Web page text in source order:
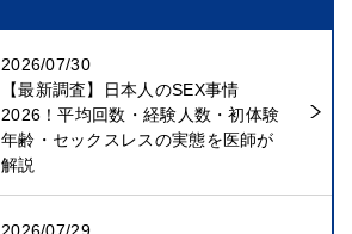
2026/07/30
【最新調査】日本人のSEX事情
2026！平均回数・経験人数・初体験
年齢・セックスレスの実態を医師が
解説